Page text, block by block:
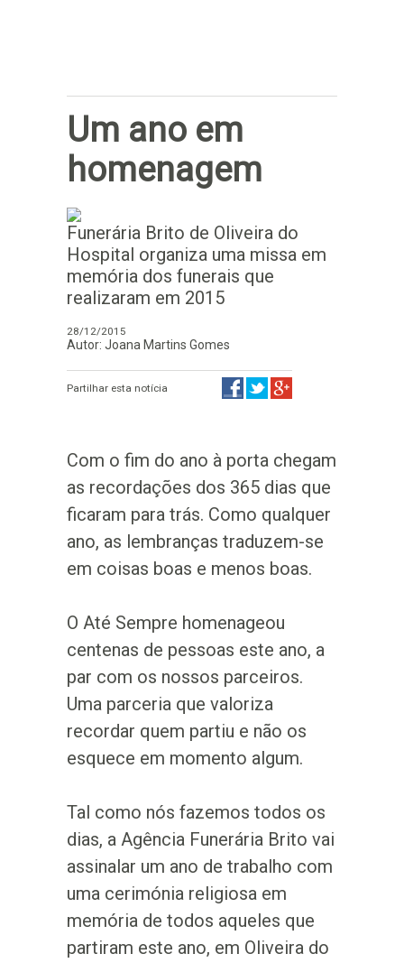
Um ano em
homenagem
Funerária Brito de Oliveira do
Hospital organiza uma missa em
memória dos funerais que
realizaram em 2015
28/12/2015
Autor: Joana Martins Gomes
Partilhar esta notícia
Com o fim do ano à porta chegam
as recordações dos 365 dias que
ficaram para trás. Como qualquer
ano, as lembranças traduzem-se
em coisas boas e menos boas.
O Até Sempre homenageou
centenas de pessoas este ano, a
par com os nossos parceiros.
Uma parceria que valoriza
recordar quem partiu e não os
esquece em momento algum.
Tal como nós fazemos todos os
dias, a Agência Funerária Brito vai
assinalar um ano de trabalho com
uma cerimónia religiosa em
memória de todos aqueles que
partiram este ano, em Oliveira do